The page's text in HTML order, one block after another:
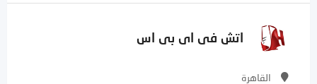
اتش فى اى بى اس
القاهرة